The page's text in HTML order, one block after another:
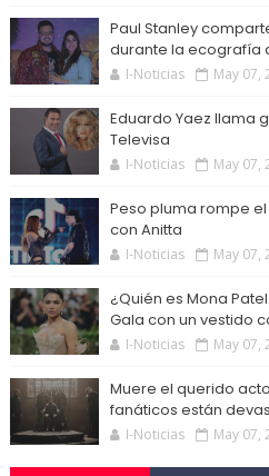
Paul Stanley
durante la ecografía
I-Noticias May 07,
Eduardo Yaez llama
Televisa
I-Noticias May 07,
Peso pluma rompe
con Anitta
I-Noticias May 07,
¿Quién es Mona
Gala con un vestido
I-Noticias May 07,
Muere el querido
fanáticos están
I-Noticias May 07,